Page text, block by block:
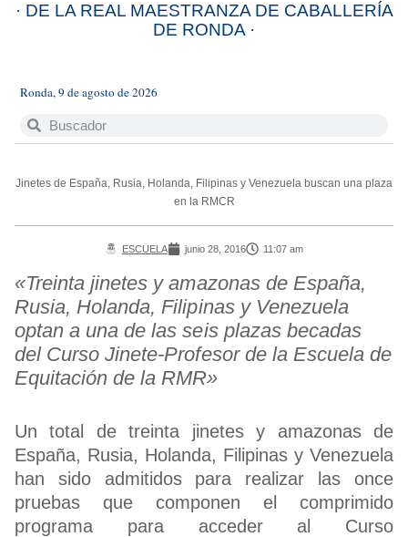
· DE LA REAL MAESTRANZA DE CABALLERÍA
DE RONDA ·
Ronda, 9 de agosto de 2026
Jinetes de España, Rusia, Holanda, Filipinas y Venezuela buscan una plaza
en la RMCR
ESCUELA junio 28, 2016 11:07 am
«Treinta jinetes y amazonas de España,
Rusia, Holanda, Filipinas y Venezuela
optan a una de las seis plazas becadas
del Curso Jinete-Profesor de la Escuela de
Equitación de la RMR»
Un total de treinta jinetes y amazonas de
España, Rusia, Holanda, Filipinas y Venezuela
han sido admitidos para realizar las once
pruebas que componen el comprimido
programa para acceder al Curso